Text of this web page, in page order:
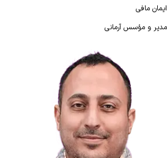
ایمان مافی
مدیر و مؤسس آرمانی